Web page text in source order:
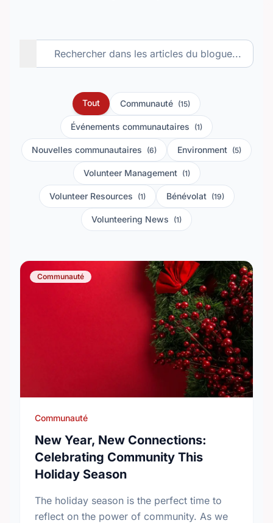
Tout Communauté (15)
Événements communautaires (1)
Nouvelles communautaires (6) Environment (5)
Volunteer Management (1)
Volunteer Resources (1) Bénévolat (19)
Volunteering News (1)
Communauté
Communauté
New Year, New Connections:
Celebrating Community This
Holiday Season
The holiday season is the perfect time to
reflect on the power of community. As we